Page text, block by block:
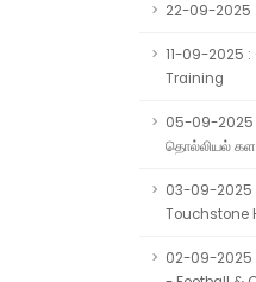
22-09-2025
11-09-2025
Training
05-09-2025
தொல்லியல்
03-09-2025
Touchstone
02-09-2025